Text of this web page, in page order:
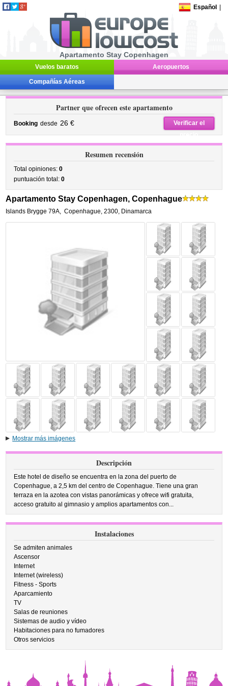
Español
Apartamento Stay Copenhagen
Vuelos baratos Aeropuertos
Compañías Aéreas
Partner que ofrecen este apartamento
Booking desde 26 €
Verificar el
precio
Resumen recensión
Total opiniones:0
puntuación total:0
Apartamento Stay Copenhagen, Copenhague
Islands Brygge 79A, Copenhague,2300, Dinamarca
Mostrar más imágenes
Descripción
Este hotel de diseño se encuentra en la zona del puerto de
Copenhague, a 2,5 km del centro de Copenhague. Tiene una gran
terraza en la azotea con vistas panorámicas y ofrece wifi gratuita,
acceso gratuito al gimnasio y amplios apartamentos con...
Instalaciones
Se admiten animales
Ascensor
Internet
Internet (wireless)
Fitness - Sports
Aparcamiento
TV
Salas de reuniones
Sistemas de audio y vídeo
Habitaciones para no fumadores
Otros servicios